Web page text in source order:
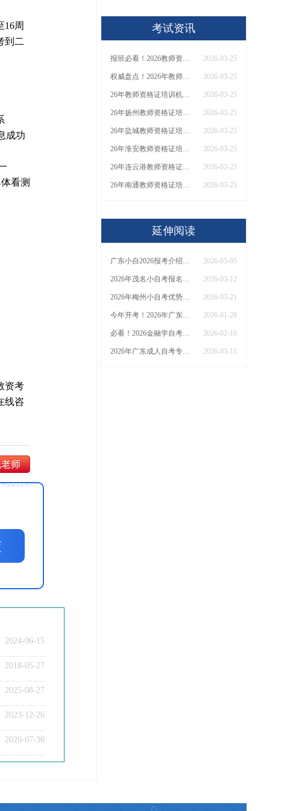
16周
到二
成功
看测
资考
线咨
师
2024-06-15
2018-05-27
2025-08-27
2023-12-26
2020-07-30
考试资讯
报班必看！2026教师资格证报考培训班推荐榜TOP5！ 2026-03-25
权威盘点！2026年教师资格证十大知名机构排名与选择全攻略 2026-03-25
26年教师资格证培训机构哪个好？值得推荐有？ 2026-03-25
26年扬州教师资格证培训机构哪个好？值得推荐有？ 2026-03-25
26年盐城教师资格证培训机构哪个好？值得推荐有？ 2026-03-25
26年淮安教师资格证培训机构哪个好？值得推荐有？ 2026-03-25
26年连云港教师资格证培训机构哪个好？值得推荐有？ 2026-03-25
26年南通教师资格证培训机构哪个好？值得推荐有？ 2026-03-25
延伸阅读
广东小自2026报考介绍：助学点|学校|专业 2026-05-05
2026年茂名小自考报名地址+联系方式 2026-03-12
2026年梅州小自考优势有哪些？怎么报考？ 2026-03-21
今年开考！2026年广东小自考专业科目一览表！ 2026-01-28
必看！2026金融学自考生职业选择全攻略！附就业数据及报考时间日历 2026-02-10
2026年广东成人自考专科报名流程+时间表 2026-03-11
教师资格证笔试科目有哪些？
教师资格证面试题型考核内容？